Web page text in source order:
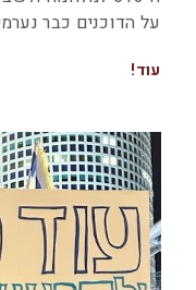
על הדוכנים כבר
עוד!